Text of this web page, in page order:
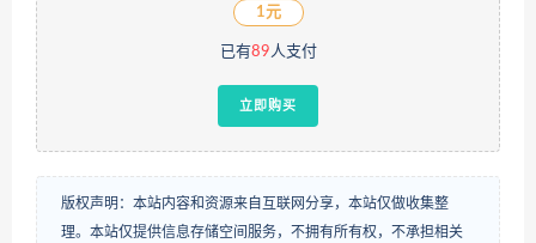
1元
已有89人支付
立即购买
版权声明：本站内容和资源来自互联网分享，本站仅做收集整
理。本站仅提供信息存储空间服务，不拥有所有权，不承担相关